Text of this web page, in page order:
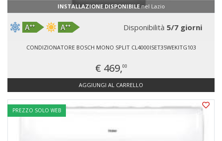
INSTALLAZIONE DISPONIBILEnel Lazio
Disponibilità 5/7 giorni
CONDIZIONATORE BOSCH MONO SPLIT CL4000ISET35WEKITG103
€ 469,00
AGGIUNGI AL CARRELLO
PREZZO SOLO WEB